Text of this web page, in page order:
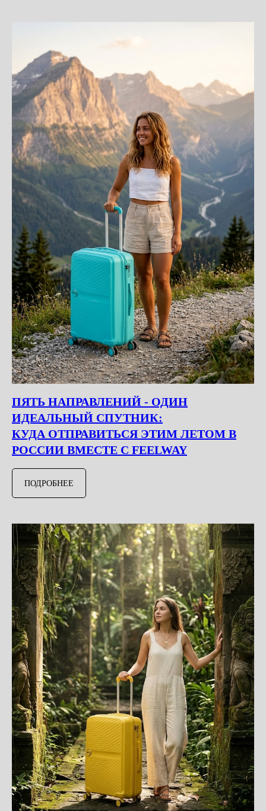
ПЯТЬ НАПРАВЛЕНИЙ - ОДИН
ИДЕАЛЬНЫЙ СПУТНИК:
КУДА ОТПРАВИТЬСЯ ЭТИМ ЛЕТОМ В
РОССИИ ВМЕСТЕ С FEELWAY
ПОДРОБНЕЕ